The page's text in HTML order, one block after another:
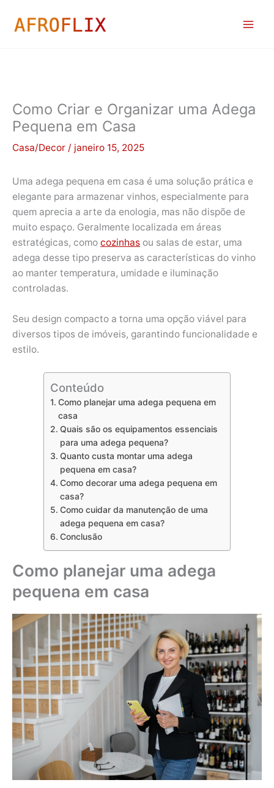
para
Como Criar e Organizar uma Adega
Pequena em Casa
Casa/Decor / janeiro 15, 2025
Uma adega pequena em casa é uma solução prática e
elegante para armazenar vinhos, especialmente para
quem aprecia a arte da enologia, mas não dispõe de
muito espaço. Geralmente localizada em áreas
estratégicas, como cozinhas ou salas de estar, uma
adega desse tipo preserva as características do vinho
ao manter temperatura, umidade e iluminação
controladas.
Seu design compacto a torna uma opção viável para
diversos tipos de imóveis, garantindo funcionalidade e
estilo.
Conteúdo
Como planejar uma adega pequena em
casa
Quais são os equipamentos essenciais
para uma adega pequena?
Quanto custa montar uma adega
pequena em casa?
Como decorar uma adega pequena em
casa?
Como cuidar da manutenção de uma
adega pequena em casa?
Conclusão
Como planejar uma adega
pequena em casa